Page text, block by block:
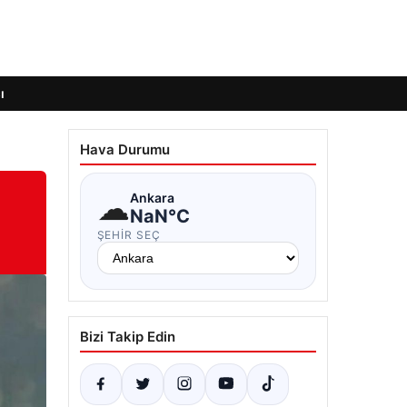
Hava Durumu
☁Ankara
NaN°C
ŞEHIR SEÇ
Bizi Takip Edin